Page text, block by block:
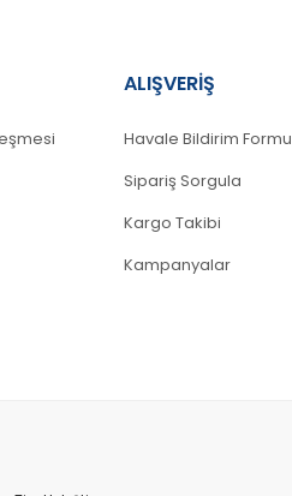
ALIŞVERİŞ
Havale Bildirim Formu
Sipariş Sorgula
Kargo Takibi
Kampanyalar